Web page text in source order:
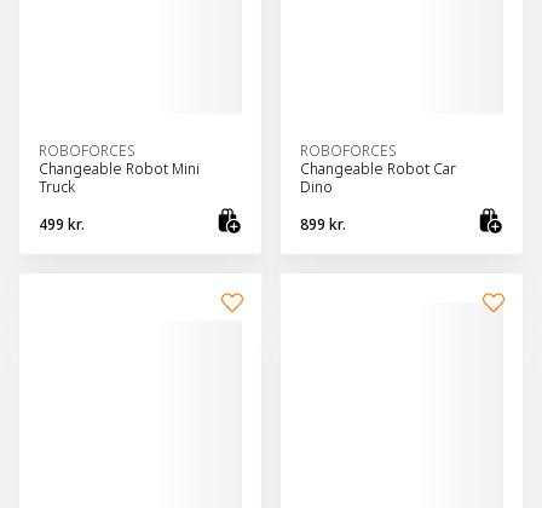
ROBOFORCES
Changeable Robot Mini
Truck
499 kr.
ROBOFORCES
Changeable Robot Car
Dino
899 kr.